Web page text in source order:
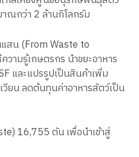
ณกว่า 2 ล้านกิโลกรัม
สน (From Waste to
วามรู้เกษตรกร นำขยะอาหาร
และแปรรูปเป็นสินค้าเพิ่ม
ยน ลดต้นทุนค่าอาหารสัตว์เป็น
16,755 ตัน เพื่อนำเข้าสู่